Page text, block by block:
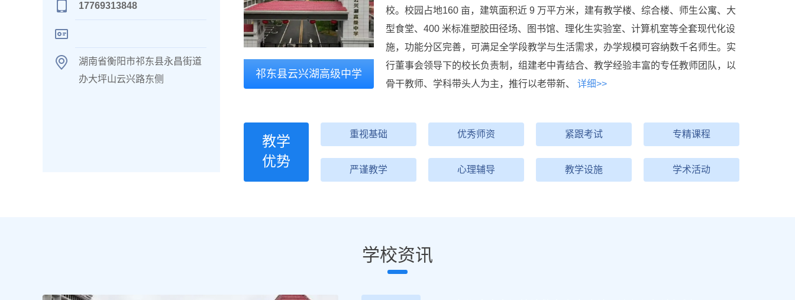
17769313848
湖南省衡阳市祁东县永昌街道
办大坪山云兴路东侧
祁东县云兴湖高级中学
校。校园占地160 亩，建筑面积近 9 万平方米，建有教学楼、综合楼、师生公寓、大
型食堂、400 米标准塑胶田径场、图书馆、理化生实验室、计算机室等全套现代化设
施，功能分区完善，可满足全学段教学与生活需求，办学规模可容纳数千名师生。实
行董事会领导下的校长负责制，组建老中青结合、教学经验丰富的专任教师团队，以
骨干教师、学科带头人为主，推行以老带新、 详细>>
教学
优势
重视基础 优秀师资 紧跟考试 专精课程
严谨教学 心理辅导 教学设施 学术活动
学校资讯